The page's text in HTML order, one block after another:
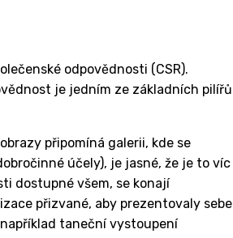
odpovědnosti (CSR).
je jedním ze základních pilířů
připomíná galerii, kde se
účely), je jasné, že je to víc
dostupné všem, se konají
přizvané, aby prezentovaly sebe
taneční vystoupení